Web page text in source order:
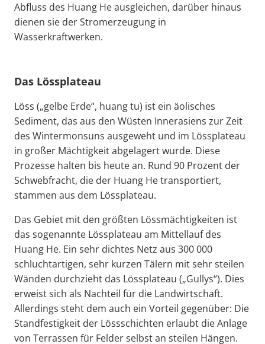
Abfluss des Huang He ausgleichen, darüber hinaus
dienen sie der Stromerzeugung in
Wasserkraftwerken.
Das Lössplateau
Löss („gelbe Erde“, huang tu) ist ein äolisches
Sediment, das aus den Wüsten Innerasiens zur Zeit
des Wintermonsuns ausgeweht und im Lössplateau
in großer Mächtigkeit abgelagert wurde. Diese
Prozesse halten bis heute an. Rund 90 Prozent der
Schwebfracht, die der Huang He transportiert,
stammen aus dem Lössplateau.
Das Gebiet mit den größten Lössmächtigkeiten ist
das sogenannte Lössplateau am Mittellauf des
Huang He. Ein sehr dichtes Netz aus 300 000
schluchtartigen, sehr kurzen Tälern mit sehr steilen
Wänden durchzieht das Lössplateau („Gullys“). Dies
erweist sich als Nachteil für die Landwirtschaft.
Allerdings steht dem auch ein Vorteil gegenüber: Die
Standfestigkeit der Lössschichten erlaubt die Anlage
von Terrassen für Felder selbst an steilen Hängen.